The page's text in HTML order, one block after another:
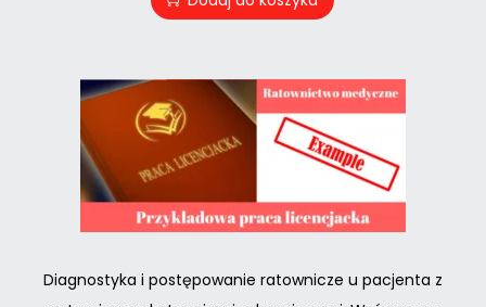
Diagnostyka i postępowanie ratownicze u pacjenta z